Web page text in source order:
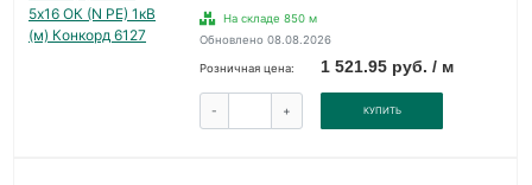
На складе 850 м
Обновлено 08.08.2026
Розничная цена: 1 521.95 руб. / м
- + КУПИТЬ